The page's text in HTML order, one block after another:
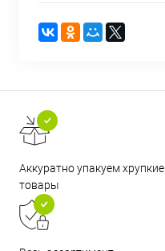
Аккуратно упакуем хрупкие
товары